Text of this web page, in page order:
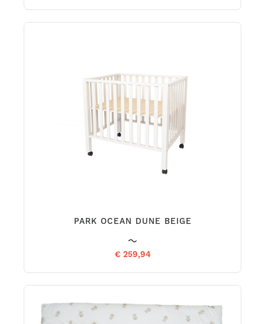
PARK OCEAN DUNE BEIGE
€ 259,94